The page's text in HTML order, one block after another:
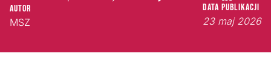
Autor
MSZ
Data publikacji
23 maj 2026